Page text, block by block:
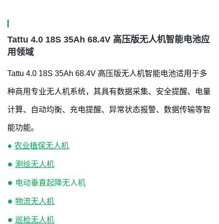
Tattu 4.0 18S 35Ah 68.4V 高压版无人机智能电池应
用领域
Tattu 4.0 18S 35Ah 68.4V 高压版无人机智能电池适用于多
种商用专业无人机系统，其具有数据采集、安全提醒、电量
计算、自动均衡、充电提醒、异常状态报警、数据传输等智
能功能。
● 农业植保无人机
● 测绘无人机
● 电动垂直起降无人机
● 物流无人机
● 巡检无人机